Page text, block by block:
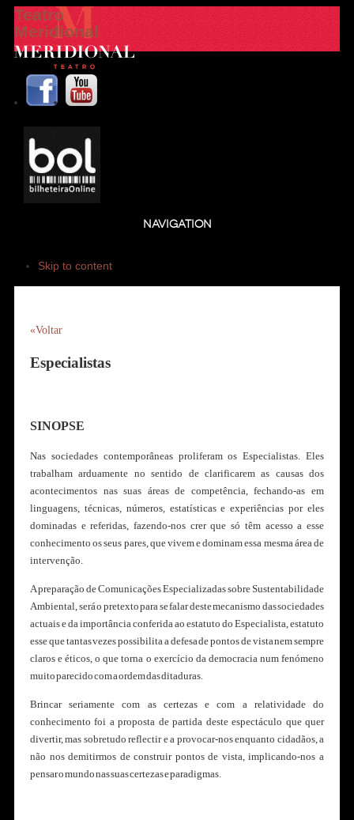
Teatro
Meridional
NAVIGATION
Skip to content
«Voltar
Especialistas
SINOPSE
Nas sociedades contemporâneas proliferam os Especialistas. Eles
trabalham arduamente no sentido de clarificarem as causas dos
acontecimentos nas suas áreas de competência, fechando-as em
linguagens, técnicas, números, estatísticas e experiências por eles
dominadas e referidas, fazendo-nos crer que só têm acesso a esse
conhecimento os seus pares, que vivem e dominam essa mesma área de
intervenção.
A preparação de Comunicações Especializadas sobre Sustentabilidade
Ambiental, será o pretexto para se falar deste mecanismo das sociedades
actuais e da importância conferida ao estatuto do Especialista, estatuto
esse que tantas vezes possibilita a defesa de pontos de vista nem sempre
claros e éticos, o que torna o exercício da democracia num fenómeno
muito parecido com a ordem das ditaduras.
Brincar seriamente com as certezas e com a relatividade do
conhecimento foi a proposta de partida deste espectáculo que quer
divertir, mas sobretudo reflectir e a provocar-nos enquanto cidadãos, a
não nos demitirmos de construir pontos de vista, implicando-nos a
pensar o mundo nas suas certezas e paradigmas.